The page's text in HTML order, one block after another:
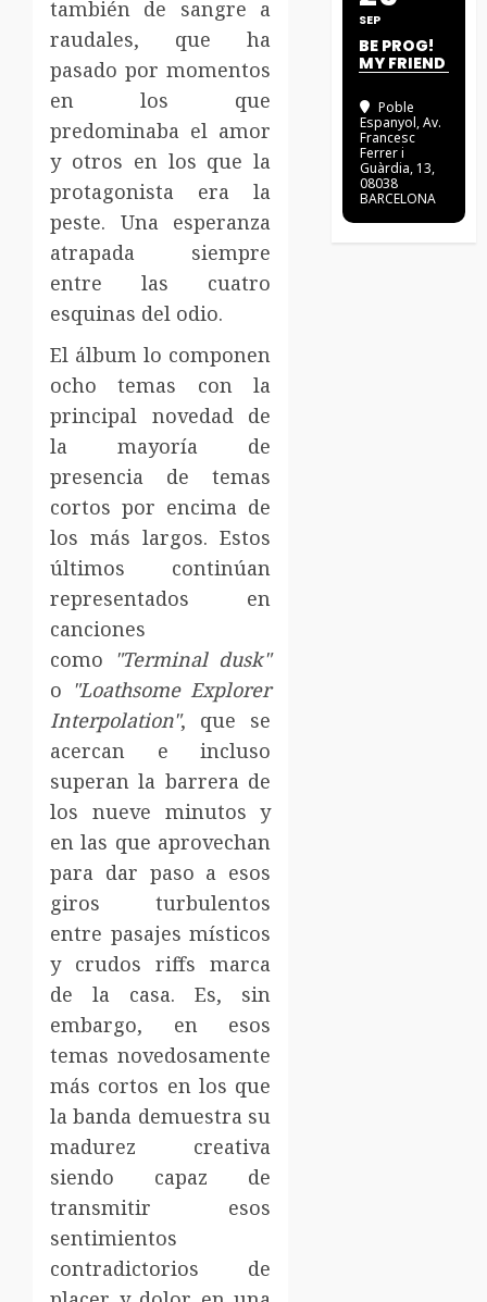
también de sangre a
raudales, que ha
pasado por momentos
en los que
predominaba el amor
y otros en los que la
protagonista era la
peste. Una esperanza
atrapada siempre
entre las cuatro
esquinas del odio.
El álbum lo componen
ocho temas con la
principal novedad de
la mayoría de
presencia de temas
cortos por encima de
los más largos. Estos
últimos continúan
representados en
canciones
como "Terminal dusk"
o "Loathsome Explorer
Interpolation", que se
acercan e incluso
superan la barrera de
los nueve minutos y
en las que aprovechan
para dar paso a esos
giros turbulentos
entre pasajes místicos
y crudos riffs marca
de la casa. Es, sin
embargo, en esos
temas novedosamente
más cortos en los que
la banda demuestra su
madurez creativa
siendo capaz de
transmitir esos
sentimientos
contradictorios de
SEP
BE PROG!
MY FRIEND
Poble
Espanyol, Av.
Francesc
Ferrer i
Guàrdia, 13,
08038
BARCELONA